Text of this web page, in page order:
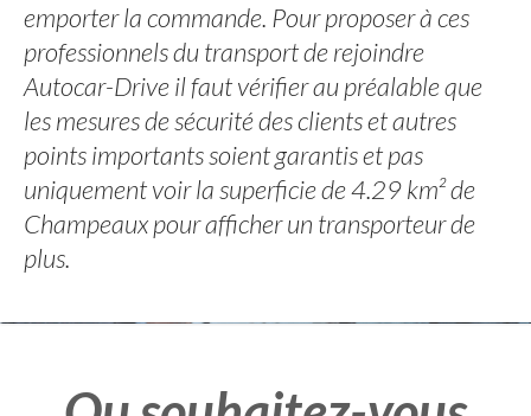
emporter la commande. Pour proposer à ces
professionnels du transport de rejoindre
Autocar-Drive il faut vérifier au préalable que
les mesures de sécurité des clients et autres
points importants soient garantis et pas
uniquement voir la superficie de 4.29 km² de
Champeaux pour afficher un transporteur de
plus.